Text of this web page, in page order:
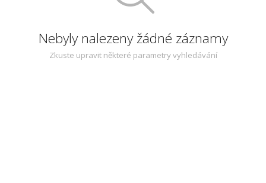
Nebyly nalezeny žádné záznamy
Zkuste upravit některé parametry vyhledávání